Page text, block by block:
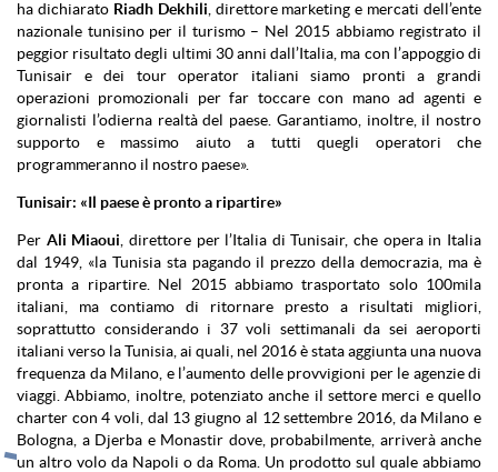
ha dichiarato Riadh Dekhili , direttore marketing e mercati dell’ente
nazionale tunisino per il turismo – Nel 2015 abbiamo registrato il
peggior risultato degli ultimi 30 anni dall’Italia, ma con l’appoggio di
Tunisair e dei tour operator italiani siamo pronti a grandi
operazioni promozionali per far toccare con mano ad agenti e
giornalisti l’odierna realtà del paese. Garantiamo, inoltre, il nostro
supporto e massimo aiuto a tutti quegli operatori che
programmeranno il nostro paese».
Tunisair: «Il paese è pronto a ripartire»
Per Ali Miaoui , direttore per l’Italia di Tunisair, che opera in Italia
dal 1949, «la Tunisia sta pagando il prezzo della democrazia, ma è
pronta a ripartire. Nel 2015 abbiamo trasportato solo 100mila
italiani, ma contiamo di ritornare presto a risultati migliori,
soprattutto considerando i 37 voli settimanali da sei aeroporti
italiani verso la Tunisia, ai quali, nel 2016 è stata aggiunta una nuova
frequenza da Milano, e l’aumento delle provvigioni per le agenzie di
viaggi. Abbiamo, inoltre, potenziato anche il settore merci e quello
charter con 4 voli, dal 13 giugno al 12 settembre 2016, da Milano e
Bologna, a Djerba e Monastir dove, probabilmente, arriverà anche
un altro volo da Napoli o da Roma. Un prodotto sul quale abbiamo